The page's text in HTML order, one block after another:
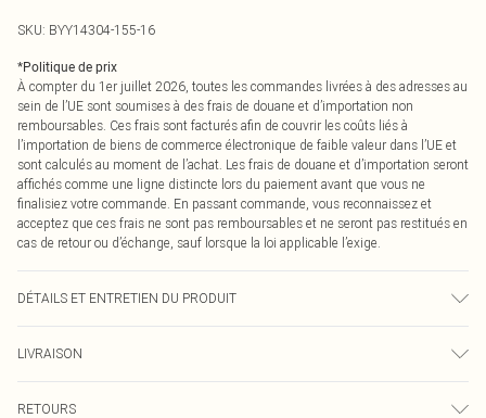
SKU: BYY14304-155-16
*Politique de prix
À compter du 1er juillet 2026, toutes les commandes livrées à des adresses au
sein de l’UE sont soumises à des frais de douane et d’importation non
remboursables. Ces frais sont facturés afin de couvrir les coûts liés à
l’importation de biens de commerce électronique de faible valeur dans l’UE et
sont calculés au moment de l’achat. Les frais de douane et d’importation seront
affichés comme une ligne distincte lors du paiement avant que vous ne
finalisiez votre commande. En passant commande, vous reconnaissez et
acceptez que ces frais ne sont pas remboursables et ne seront pas restitués en
cas de retour ou d’échange, sauf lorsque la loi applicable l’exige.
DÉTAILS ET ENTRETIEN DU PRODUIT
Longueur épaule-ourlet : 137cm. - Le mannequin porte une taille 10, taille
approximative 1m70-1m75.
LIVRAISON
RETOURS